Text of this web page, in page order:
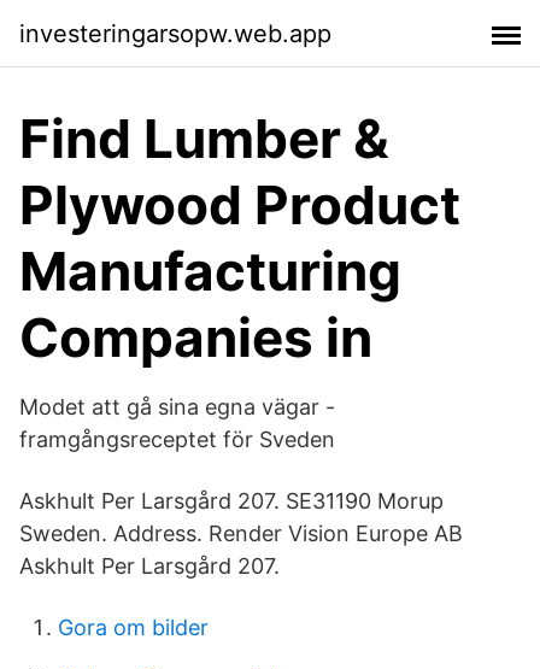
investeringarsopw.web.app
Find Lumber &
Plywood Product
Manufacturing
Companies in
Modet att gå sina egna vägar -
framgångsreceptet för Sveden
Askhult Per Larsgård 207. SE31190 Morup
Sweden. Address. Render Vision Europe AB
Askhult Per Larsgård 207.
Gora om bilder